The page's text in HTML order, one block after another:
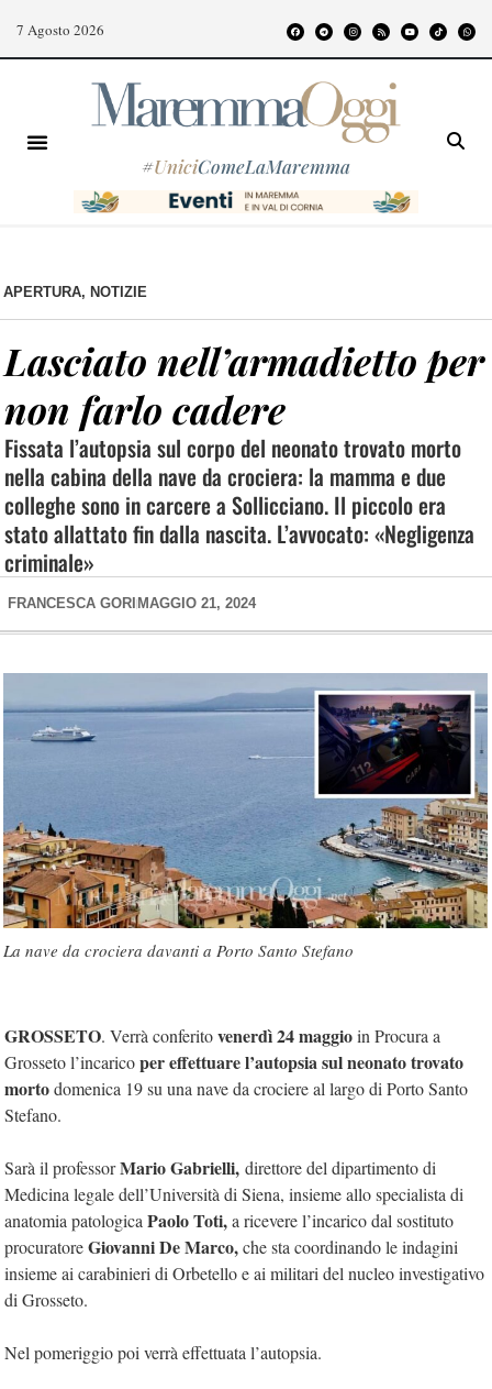
7 Agosto 2026
#UniciComeLaMaremma
APERTURA, NOTIZIE
Lasciato nell’armadietto per
non farlo cadere
Fissata l’autopsia sul corpo del neonato trovato morto
nella cabina della nave da crociera: la mamma e due
colleghe sono in carcere a Sollicciano. Il piccolo era
stato allattato fin dalla nascita. L’avvocato: «Negligenza
criminale»
FRANCESCA GORI MAGGIO 21, 2024
La nave da crociera davanti a Porto Santo Stefano
GROSSETO. Verrà conferitovenerdì 24 maggioin Procura a
Grosseto l’incaricoper effettuare l’autopsia sul neonato trovato
mortodomenica 19 su una nave da crociere al largo di Porto Santo
Stefano.
Sarà il professorMario Gabrielli, direttore del dipartimento di
Medicina legale dell’Università di Siena, insieme allo specialista di
anatomia patologica Paolo Toti,a ricevere l’incarico dal sostituto
procuratoreGiovanni De Marco,che sta coordinando le indagini
insieme ai carabinieri di Orbetello e ai militari del nucleo investigativo
di Grosseto.
Nel pomeriggio poi verrà effettuata l’autopsia.